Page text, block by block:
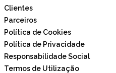
Clientes
Parceiros
Política de Cookies
Política de Privacidade
Responsabilidade Social
Termos de Utilização